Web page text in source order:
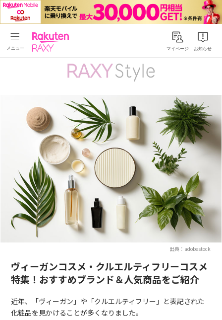
Rakuten RAXYマイページ お知らせ
出典：adobestock
ヴィーガンコスメ・クルエルティフリーコスメ
特集！おすすめブランド＆人気商品をご紹介
近年、「ヴィーガン」や「クルエルティフリー」と表記された
化粧品を見かけることが多くなりました。